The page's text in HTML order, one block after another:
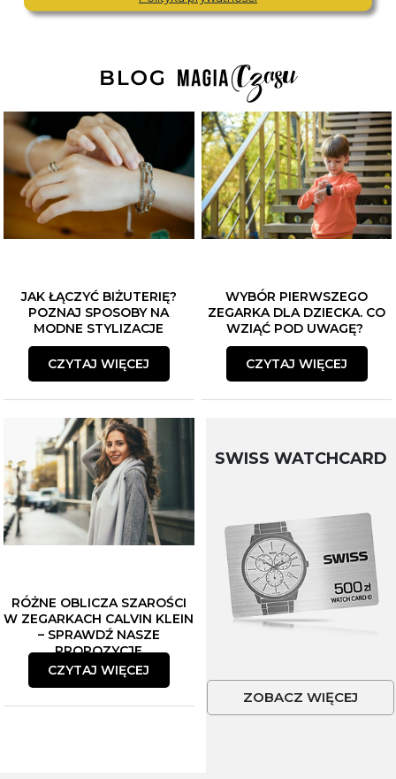
JAK ŁĄCZYĆ BIŻUTERIĘ?
POZNAJ SPOSOBY NA
MODNE STYLIZACJE
CZYTAJ WIĘCEJ
WYBÓR PIERWSZEGO
ZEGARKA DLA DZIECKA. CO
WZIĄĆ POD UWAGĘ?
CZYTAJ WIĘCEJ
RÓŻNE OBLICZA SZAROŚCI
W ZEGARKACH CALVIN KLEIN
– SPRAWDŹ NASZE
PROPOZYCJE
CZYTAJ WIĘCEJ
SWISS WATCHCARD
ZOBACZ WIĘCEJ